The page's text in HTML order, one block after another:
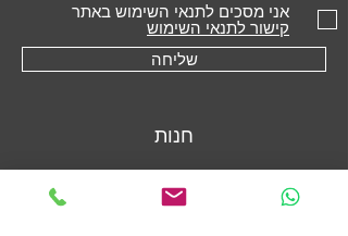
אני מסכים לתנאי השימוש באתר
קישור לתנאי השימוש
שליחה
חנות
מקררים
תנורים משולבים